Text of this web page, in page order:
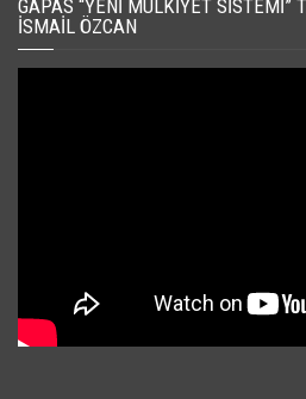
GAPAS “YENI MÜLKIYET
İSMAIL ÖZCAN